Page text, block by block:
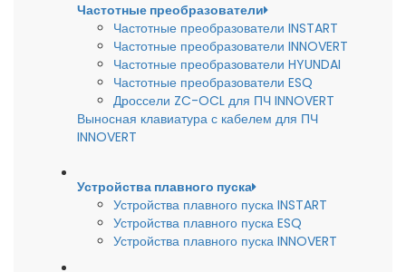
Частотные преобразователи
Частотные преобразователи INSTART
Частотные преобразователи INNOVERT
Частотные преобразователи HYUNDAI
Частотные преобразователи ESQ
Дроссели ZC-OCL для ПЧ INNOVERT
Выносная клавиатура с кабелем для ПЧ
INNOVERT
Устройства плавного пуска
Устройства плавного пуска INSTART
Устройства плавного пуска ESQ
Устройства плавного пуска INNOVERT